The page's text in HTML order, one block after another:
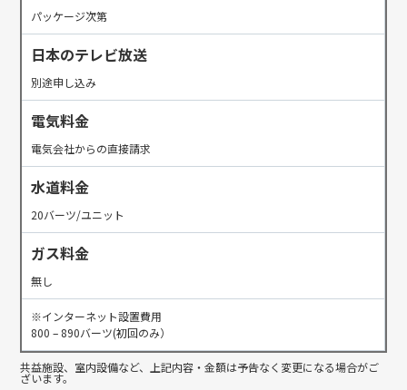
パッケージ次第
日本のテレビ放送
別途申し込み
電気料金
電気会社からの直接請求
水道料金
20バーツ/ユニット
ガス料金
無し
※インターネット設置費用
800 – 890バーツ(初回のみ）
共益施設、室内設備など、上記内容・金額は予告なく変更になる場合がご
ざいます。